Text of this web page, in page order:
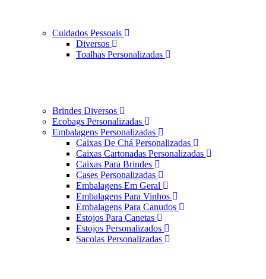
Cuidados Pessoais
Diversos
Toalhas Personalizadas
Brindes Diversos
Ecobags Personalizadas
Embalagens Personalizadas
Caixas De Chá Personalizadas
Caixas Cartonadas Personalizadas
Caixas Para Brindes
Cases Personalizadas
Embalagens Em Geral
Embalagens Para Vinhos
Embalagens Para Canudos
Estojos Para Canetas
Estojos Personalizados
Sacolas Personalizadas